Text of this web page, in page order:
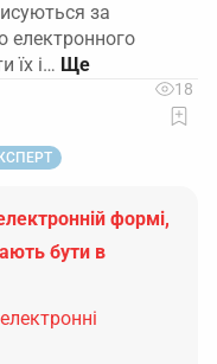
за
електронного
їх і…
18
формі,
бути в